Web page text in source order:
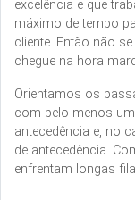
excelência e que
máximo de tempo
cliente. Então não
chegue na hora
Orientamos os
com pelo menos
antecedência e, no
de antecedência.
enfrentam longas